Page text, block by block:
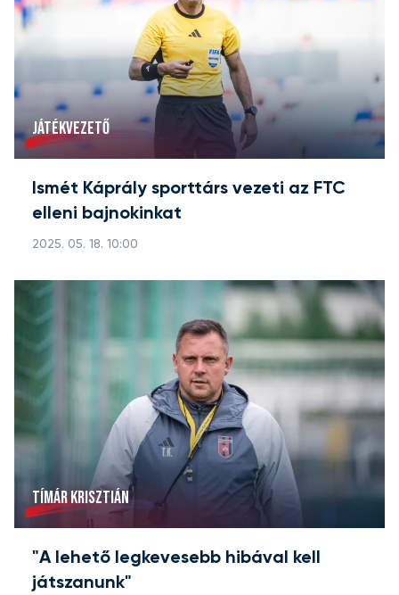
JÁTÉKVEZETŐ
Ismét Káprály sporttárs vezeti az FTC
elleni bajnokinkat
2025. 05. 18. 10:00
TÍMÁR KRISZTIÁN
"A lehető legkevesebb hibával kell
játszanunk"